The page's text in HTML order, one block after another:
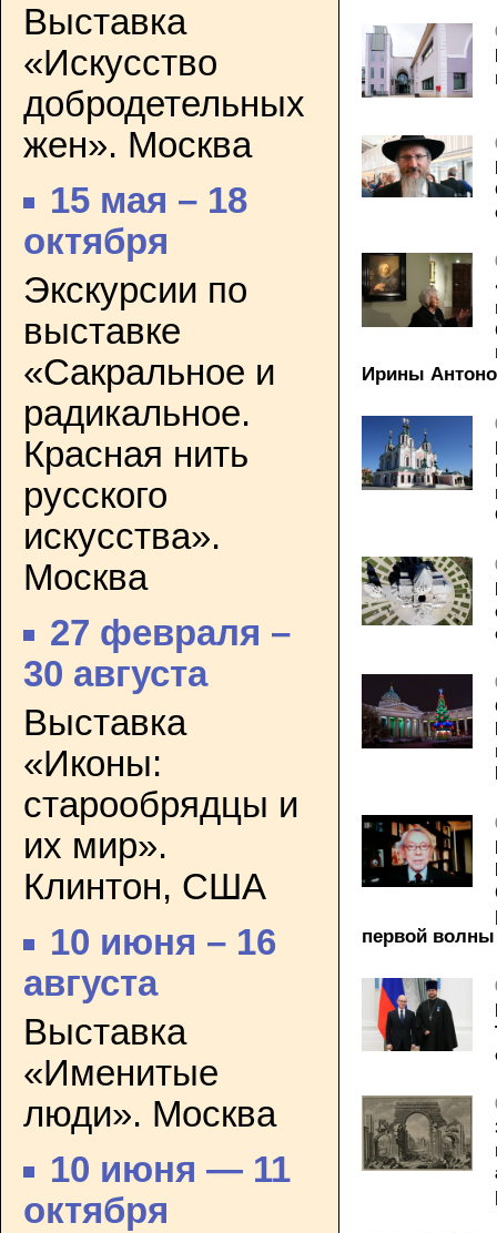
Выставка
«Искусство
добродетельных
жен». Москва
15 мая – 18
октября
Экскурсии по
выставке
«Сакральное и
радикальное.
Красная нить
русского
искусства».
Москва
27 февраля –
30 августа
Выставка
«Иконы:
старообрядцы и
их мир».
Клинтон, США
10 июня – 16
августа
Выставка
«Именитые
люди». Москва
10 июня — 11
октября
Ирины
первой волны